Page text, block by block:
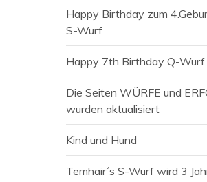
Happy Birthday zum
S-Wurf
Happy 7th Birthday Q-Wurf
Die Seiten WÜRFE und
wurden aktualisiert
Kind und Hund
Temhair´s S-Wurf wird 3